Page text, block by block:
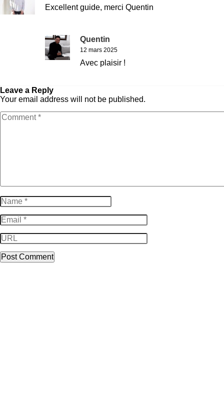
Excellent guide, merci Quentin
Quentin
12 mars 2025
Avec plaisir !
Leave a Reply
Your email address will not be published.